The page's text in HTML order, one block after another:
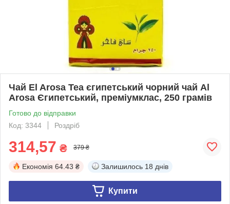
Чай El Arosa Tea єгипетський чорний чай Al
Arosa Єгипетський, преміумклас, 250 грамів
Готово до відправки
Код: 3344
Роздріб
314,57 ₴ 379 ₴
Економія 64.43 ₴ Залишилось 18 днів
Купити